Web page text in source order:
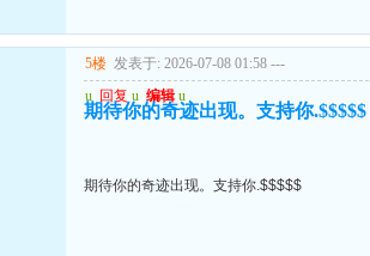
5楼 发表于: 2026-07-08 01:58 ---
u 回复 u 编辑 u
期待你的奇迹出现。支持你.$$$$$
期待你的奇迹出现。支持你.$$$$$